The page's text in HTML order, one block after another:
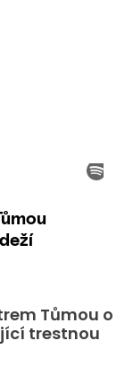
Tůmou o
trestnou